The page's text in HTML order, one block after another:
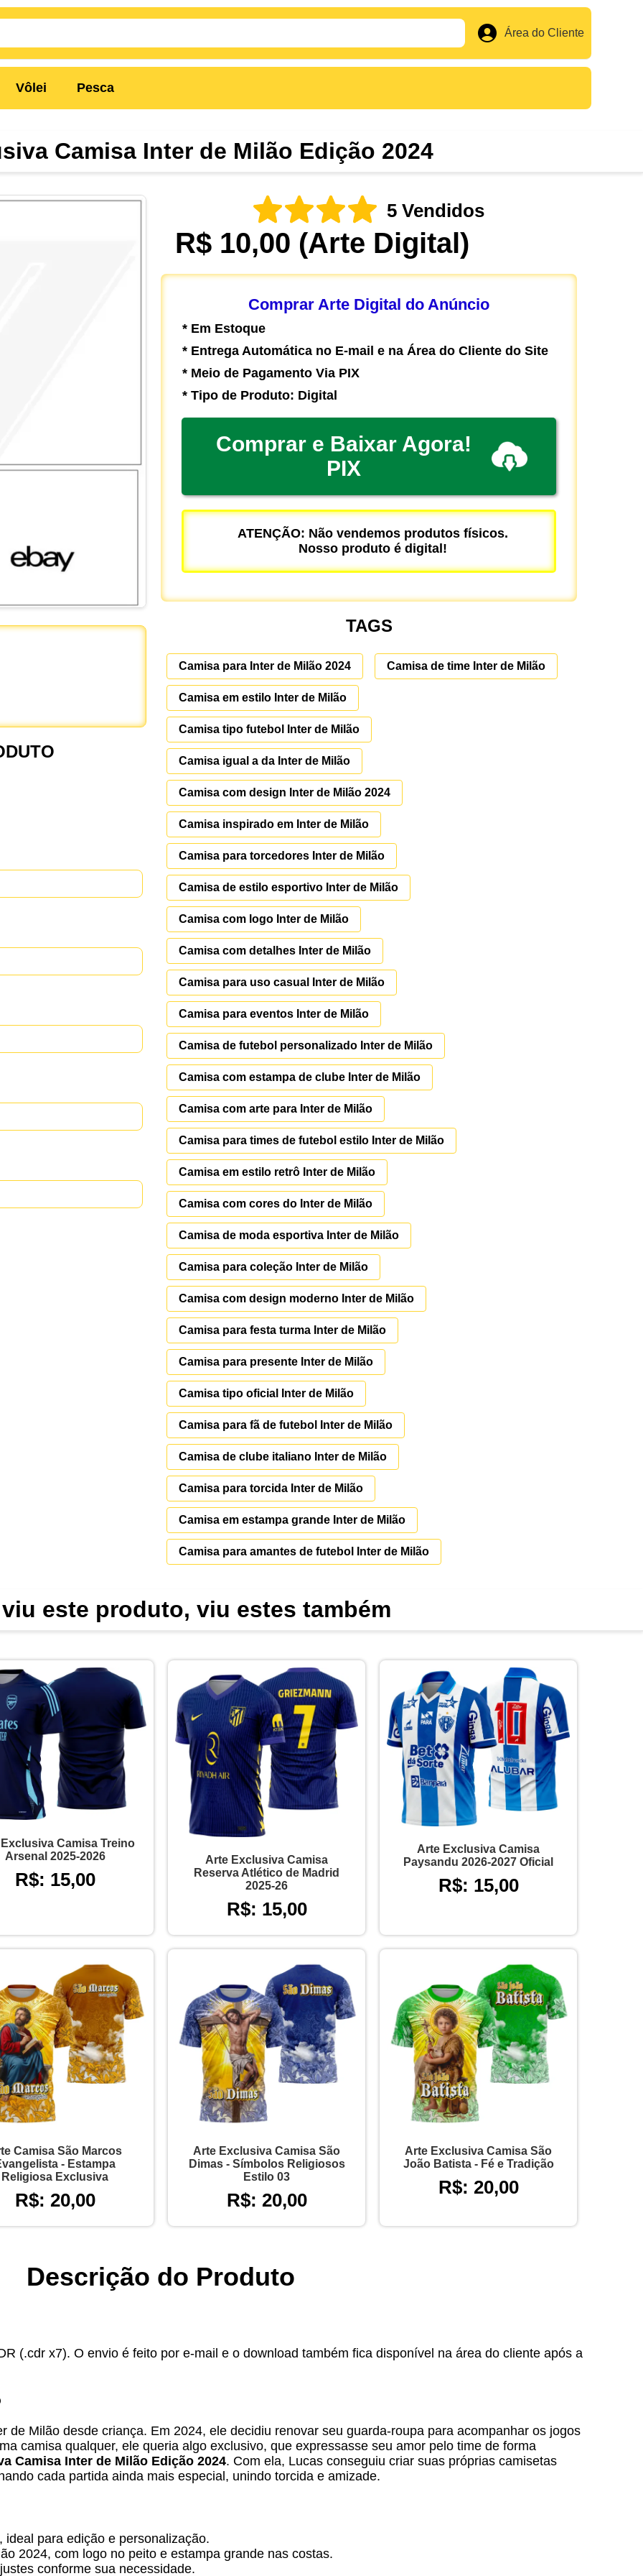
Área do Cliente
Vôlei Pesca
Camisa Inter de Milão Edição 2024
5 Vendidos
R$ 10,00 (Arte Digital)
Comprar Arte Digital do Anúncio
* Em Estoque
* Entrega Automática no E-mail e na Área do Cliente do Site
* Meio de Pagamento Via PIX
* Tipo de Produto: Digital
Comprar e Baixar Agora!
PIX
ATENÇÃO: Não vendemos produtos físicos.
Nosso produto é digital!
TAGS
Camisa para Inter de Milão 2024 Camisa de time Inter de Milão
Camisa em estilo Inter de Milão
Camisa tipo futebol Inter de Milão
Camisa igual a da Inter de Milão
Camisa com design Inter de Milão 2024
Camisa inspirado em Inter de Milão
Camisa para torcedores Inter de Milão
Camisa de estilo esportivo Inter de Milão
Camisa com logo Inter de Milão
Camisa com detalhes Inter de Milão
Camisa para uso casual Inter de Milão
Camisa para eventos Inter de Milão
Camisa de futebol personalizado Inter de Milão
Camisa com estampa de clube Inter de Milão
Camisa com arte para Inter de Milão
Camisa para times de futebol estilo Inter de Milão
Camisa em estilo retrô Inter de Milão
Camisa com cores do Inter de Milão
Camisa de moda esportiva Inter de Milão
Camisa para coleção Inter de Milão
Camisa com design moderno Inter de Milão
Camisa para festa turma Inter de Milão
Camisa para presente Inter de Milão
Camisa tipo oficial Inter de Milão
Camisa para fã de futebol Inter de Milão
Camisa de clube italiano Inter de Milão
Camisa para torcida Inter de Milão
Camisa em estampa grande Inter de Milão
Camisa para amantes de futebol Inter de Milão
este produto, viu estes também
Camisa Treino
Arsenal 2025-2026
R$: 15,00
Arte Exclusiva Camisa
Reserva Atlético de Madrid
2025-26
R$: 15,00
Arte Exclusiva Camisa
Paysandu 2026-2027 Oficial
R$: 15,00
Camisa São Marcos
- Estampa
Religiosa Exclusiva
R$: 20,00
Arte Exclusiva Camisa São
Dimas - Símbolos Religiosos
Estilo 03
R$: 20,00
Arte Exclusiva Camisa São
João Batista - Fé e Tradição
R$: 20,00
Descrição do Produto
(.cdr x7). O envio é feito por e-mail e o download também fica disponível na área do cliente após a
de Milão desde criança. Em 2024, ele decidiu renovar seu guarda-roupa para acompanhar os jogos
camisa qualquer, ele queria algo exclusivo, que expressasse seu amor pelo time de forma
Camisa Inter de Milão Edição 2024. Com ela, Lucas conseguiu criar suas próprias camisetas
cada partida ainda mais especial, unindo torcida e amizade.
para edição e personalização.
2024, com logo no peito e estampa grande nas costas.
conforme sua necessidade.